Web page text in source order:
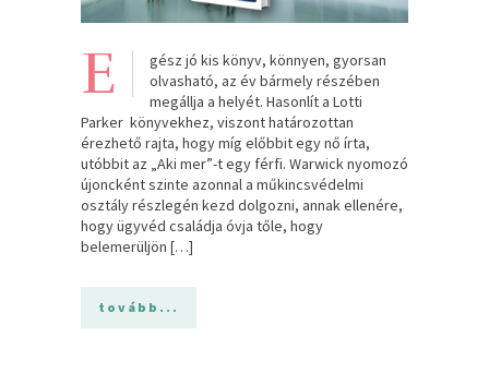
E
gész jó kis könyv, könnyen, gyorsan
olvasható, az év bármely részében
megállja a helyét. Hasonlít a Lotti
Parker könyvekhez, viszont határozottan
érezhető rajta, hogy míg előbbit egy nő írta,
utóbbit az „Aki mer”-t egy férfi. Warwick nyomozó
újoncként szinte azonnal a műkincsvédelmi
osztály részlegén kezd dolgozni, annak ellenére,
hogy ügyvéd családja óvja tőle, hogy
belemerüljön […]
tovább...